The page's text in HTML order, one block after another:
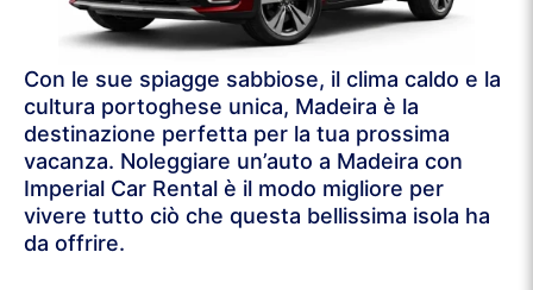
Con le sue spiagge sabbiose, il clima caldo e la
cultura portoghese unica, Madeira è la
destinazione perfetta per la tua prossima
vacanza. Noleggiare un’auto a Madeira con
Imperial Car Rental è il modo migliore per
vivere tutto ciò che questa bellissima isola ha
da offrire.